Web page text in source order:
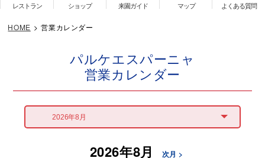
レストラン ショップ 来園ガイド マップ よくある質問
HOME > 営業カレンダー
パルケエスパーニャ
営業カレンダー
2026年8月 次月 >